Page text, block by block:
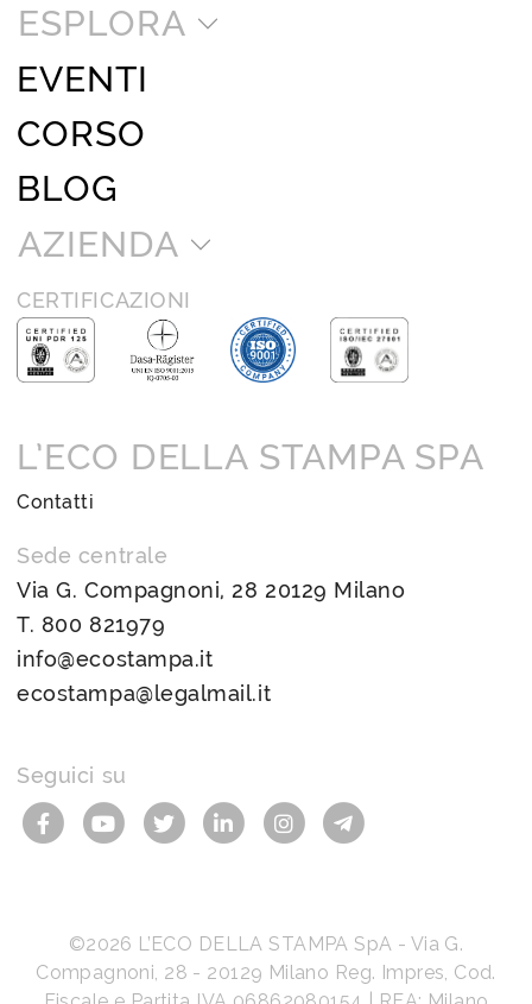
ESPLORA
EVENTI
CORSO
BLOG
AZIENDA
CERTIFICAZIONI
L’ECO DELLA STAMPA SPA
Contatti
Sede centrale
Via G. Compagnoni, 28 20129 Milano
T. 800 821979
info@ecostampa.it
ecostampa@legalmail.it
Seguici su
©2026 L’ECO DELLA STAMPA SpA - Via G.
Compagnoni, 28 - 20129 Milano Reg. Impres, Cod.